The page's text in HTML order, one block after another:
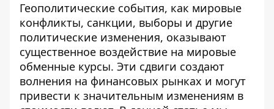
Геополитические события, как мировые
конфликты, санкции, выборы и другие
политические изменения, оказывают
существенное воздействие на мировые
обменные курсы. Эти сдвиги создают
волнения на финансовых рынках и могут
привести к значительным изменениям в